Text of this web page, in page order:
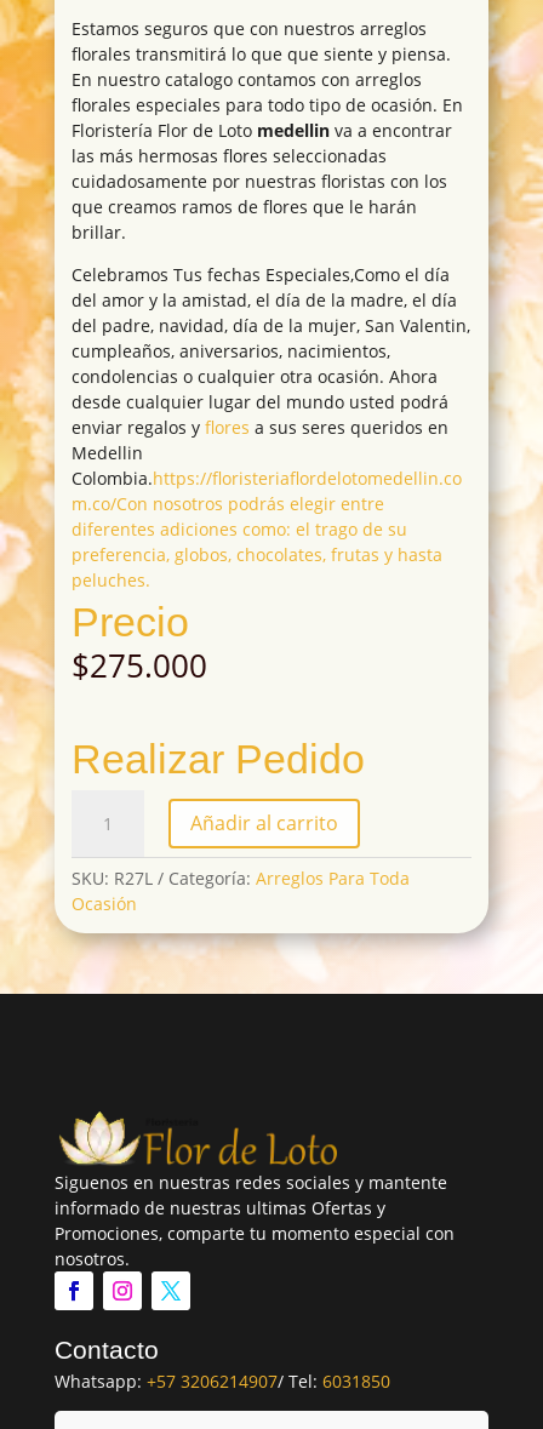
Estamos seguros que con nuestros arreglos
florales transmitirá lo que que siente y piensa.
En nuestro catalogo contamos con arreglos
florales especiales para todo tipo de ocasión. En
Floristería Flor de Loto medellinva a encontrar
las más hermosas flores seleccionadas
cuidadosamente por nuestras floristas con los
que creamos ramos de flores que le harán
brillar.
Celebramos Tus fechas Especiales,Como el día
del amor y la amistad, el día de la madre, el día
del padre, navidad, día de la mujer, San Valentin,
cumpleaños, aniversarios, nacimientos,
condolencias o cualquier otra ocasión. Ahora
desde cualquier lugar del mundo usted podrá
enviar regalos y flores a sus seres queridos en
Medellin
Colombia.https://floristeriaflordelotomedellin.co
m.co/Con nosotros podrás elegir entre
diferentes adiciones como: el trago de su
preferencia, globos, chocolates, frutas y hasta
peluches.
Precio
$275.000
Realizar Pedido
cantidad
Añadir al carrito
SKU: R27L Categoría: Arreglos Para Toda
Ocasión
Siguenos en nuestras redes sociales y mantente
informado de nuestras ultimas Ofertas y
Promociones, comparte tu momento especial con
nosotros.
Contacto
Whatsapp: +57 3206214907/ Tel: 6031850